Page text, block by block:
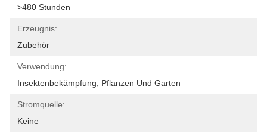
>480 Stunden
Erzeugnis:
Zubehör
Verwendung:
Insektenbekämpfung, Pflanzen Und Garten
Stromquelle:
Keine